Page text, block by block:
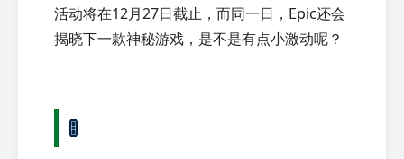
活动将在12月27日截止，而同一日，Epic还会
揭晓下一款神秘游戏，是不是有点小激动呢？
🚦